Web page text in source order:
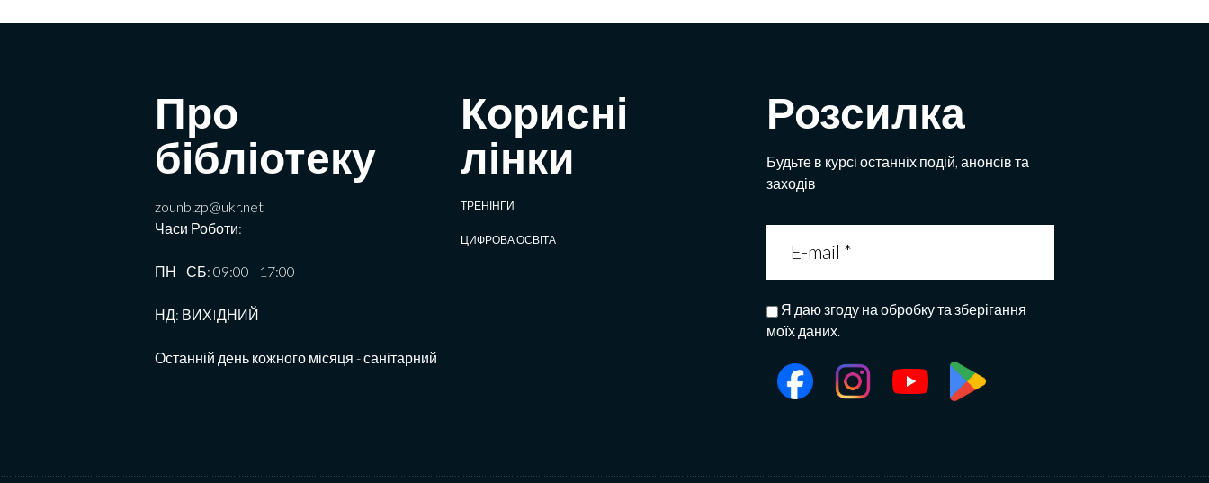
Про
бібліотеку
zounb.zp@ukr.net
Часи Роботи:
ПН - СБ: 09:00 - 17:00
НД: ВИХIДНИЙ
Останній день кожного місяця - санітарний
Корисні
лінки
ТРЕНІНГИ
ЦИФРОВА ОСВІТА
Розсилка
Будьте в курсі останніх подій, анонсів та
заходів
Я даю згоду на обробку та зберігання
моїх даних.